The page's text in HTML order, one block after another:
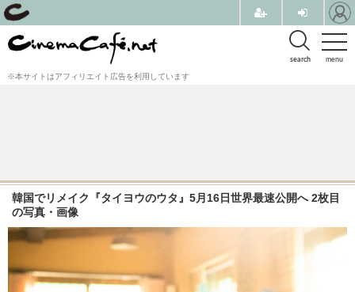
menu
search
※本サイトはアフィリエイト広告を利用しています
韓国でリメイク『タイヨウのウタ』5月16日世界最速公開へ 2枚目
の写真・画像